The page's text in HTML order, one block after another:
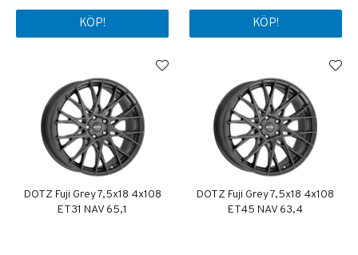
KÖP! KÖP!
DOTZ Fuji Grey 7,5x18 4x108
ET31 NAV 65,1
DOTZ Fuji Grey 7,5x18 4x108
ET45 NAV 63,4